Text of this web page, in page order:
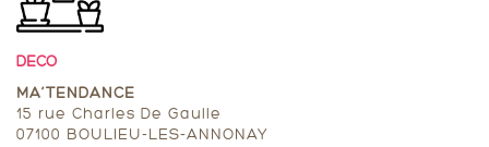
DECO
MA’TENDANCE
15 rue Charles De Gaulle
07100 BOULIEU-LES-ANNONAY